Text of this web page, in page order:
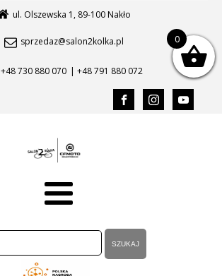
ul. Olszewska 1, 89-100 Nakło
sprzedaz@salon2kolka.pl
+48 730 880 070 | +48 791 880 072
0